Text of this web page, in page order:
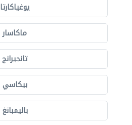
يوغياكارتا
ماكاسار
تانجيرانج
بيكاسي
باليمبانغ